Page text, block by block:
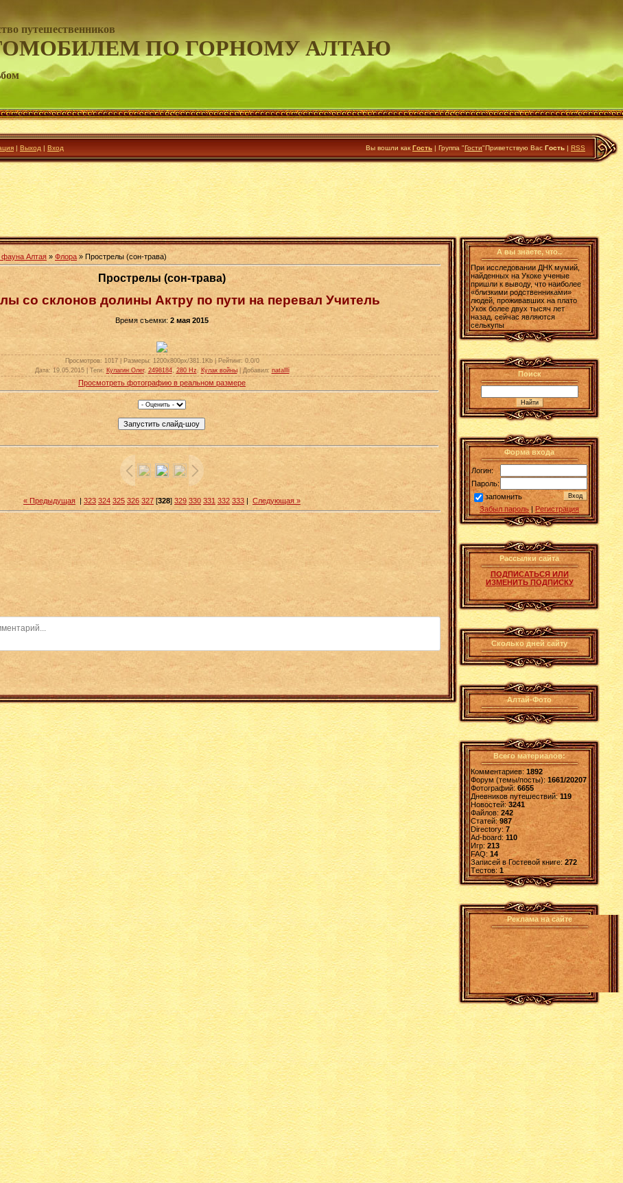
путешественников
ПО ГОРНОМУ АЛТАЮ
| Выход | Вход Вы вошли как Гость | Группа "Гости"Приветствую Вас Гость | RSS
Алтая » Флора » Прострелы (сон-трава)
Прострелы (сон-трава)
со склонов долины Актру по пути на перевал Учитель
Время съемки: 2 мая 2015
Просмотров: 1017 | Размеры: 1200x800px/381.1Kb | Рейтинг: 0.0/0
Дата: 19.05.2015 | Теги: Кулагин Олег, 2498184, 280 Hz, Кулак войны| Добавил: natallli
Просмотреть фотографию в реальном размере
« Предыдущая |323 324 325 326 327 [328] 329 330 331 332 333 | Следующая »
А вы знаете, что..
При исследовании ДНК мумий,
найденных на Укоке ученые
пришли к выводу, что наиболее
«близкими родственниками»
людей, проживавших на плато
Укок более двух тысяч лет
назад, сейчас являются
селькупы
Поиск
Форма входа
Логин:
Пароль:
запомнить
Забыл пароль | Регистрация
Рассылки сайта
ПОДПИСАТЬСЯ ИЛИ
ИЗМЕНИТЬ ПОДПИСКУ
Сколько дней сайту
Алтай-Фото
Всего материалов:
Комментариев: 1892
Форум (темы/посты):1661/20207
Фотографий:6655
Дневников путешествий:119
Новостей:3241
Файлов: 242
Статей:987
Directory: 7
Ad-board:110
Игр: 213
FAQ:14
Записей в Гостевой книге:272
Tестов: 1
Реклама на сайте